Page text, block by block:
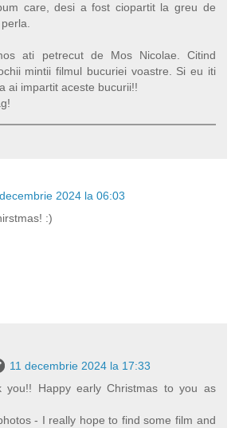
care, desi a fost ciopartit la greu de
ati petrecut de Mos Nicolae. Citind
mintii filmul bucuriei voastre. Si eu iti
ai impartit aceste bucurii!!
2024 la 06:03
:)
11 decembrie 2024 la 17:33
you!! Happy early Christmas to you as
- I really hope to find some film and